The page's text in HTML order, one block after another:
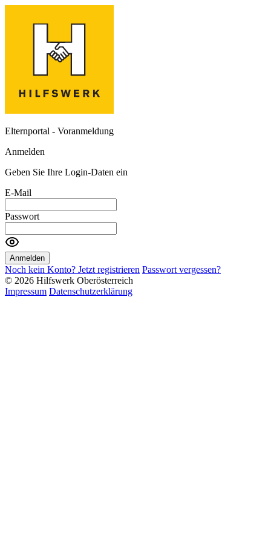
Elternportal - Voranmeldung
Anmelden
Geben Sie Ihre Login-Daten ein
E-Mail
Passwort
Anmelden
Noch kein Konto? Jetzt registrieren Passwort vergessen?
© 2026 Hilfswerk Oberösterreich
Impressum Datenschutzerklärung